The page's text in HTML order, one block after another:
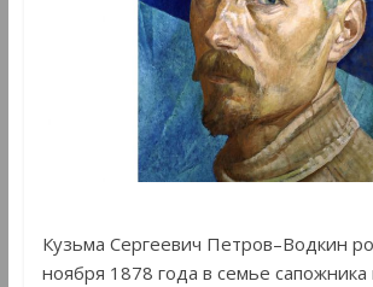
Кузьма Сергеевич Петров–Водкин
ноября 1878 года в семье сапожника